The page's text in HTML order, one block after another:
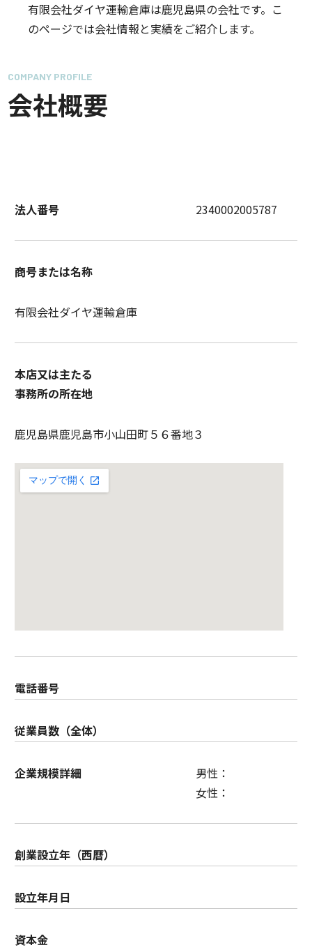
有限会社ダイヤ運輸倉庫は鹿児島県の会社です。こ
のページでは会社情報と実績をご紹介します。
COMPANY PROFILE
会社概要
法人番号 2340002005787
商号または名称
有限会社ダイヤ運輸倉庫
本店又は主たる
事務所の所在地
鹿児島県鹿児島市小山田町５６番地３
電話番号
従業員数（全体）
企業規模詳細
男性：
女性：
創業設立年（西暦）
設立年月日
資本金